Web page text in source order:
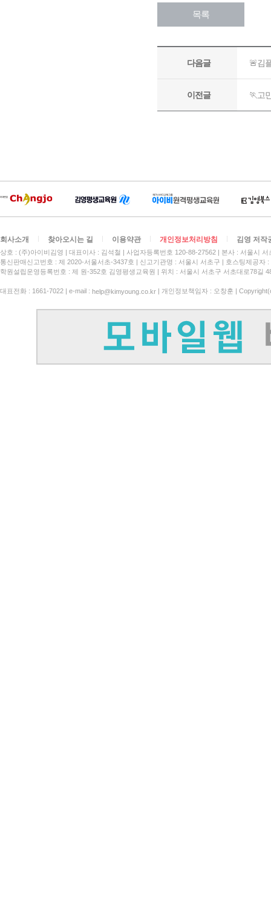
회사소개 찾아오시는 길 이용약관 개인정보처리방침 김영 저작
상호 : (주)아이비김영 대표이사 : 김석철 사업자등록번호 120-88-27562
본사 : 서울시
통신판매신고번호 : 제 2020-서울서초-3437호
신고기관명 : 서울시 서초구
호스팅제공자
학원설립운영등록번호 : 제 원-352호 김영평생교육원 | 위치 : 서울시 서초구 서초대로78길
대표전화 : 1661-7022 | e-mail : help@kimyoung.co.kr | 개인정보책임자 : 오창훈 |